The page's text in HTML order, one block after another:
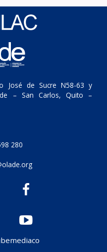
José de Sucre N58-63 y
– San Carlos, Quito –
280